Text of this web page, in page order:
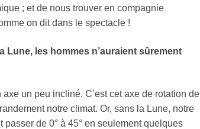
; et de nous trouver en compagnie
on dit dans le spectacle !
Lune, les hommes n’auraient sûrement
un peu incliné. C’est cet axe de rotation de
notre climat. Or, sans la Lune, notre
de 0° à 45° en seulement quelques